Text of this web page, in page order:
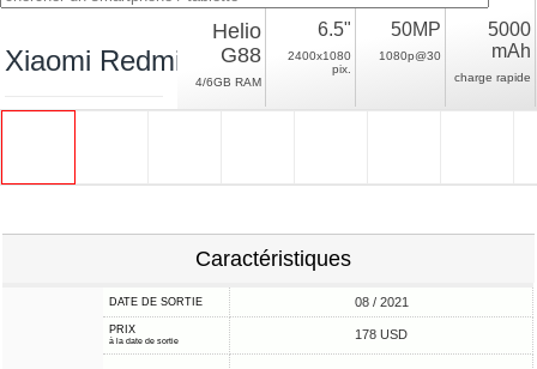
Xiaomi Redmi 10
Helio
G88
4/6GB RAM
6.5"
2400x1080
pix.
50MP
1080p@30
5000
mAh
charge rapide
Caractéristiques
DATE DE SORTIE 08 / 2021
PRIX
à la date de sortie 178 USD